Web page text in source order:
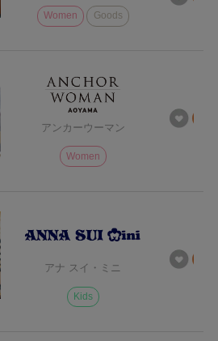
Women Goods
アンカーウーマン
Women
アナ スイ・ミニ
Kids